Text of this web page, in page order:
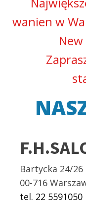
wanien w
Bartycka 24/26
00-716
tel. 22 5591050